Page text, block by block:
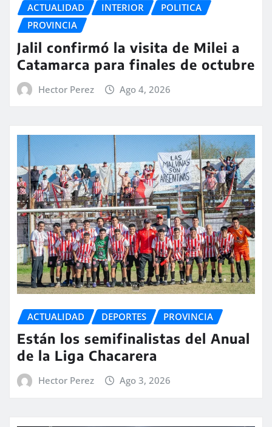
ACTUALIDAD INTERIOR
POLITICA
PROVINCIA
Jalil confirmó la visita de Milei a
Catamarca para finales de octubre
Hector Perez Ago 4, 2026
ACTUALIDAD DEPORTES PROVINCIA
Están los semifinalistas del Anual
de la Liga Chacarera
Hector Perez Ago 3, 2026